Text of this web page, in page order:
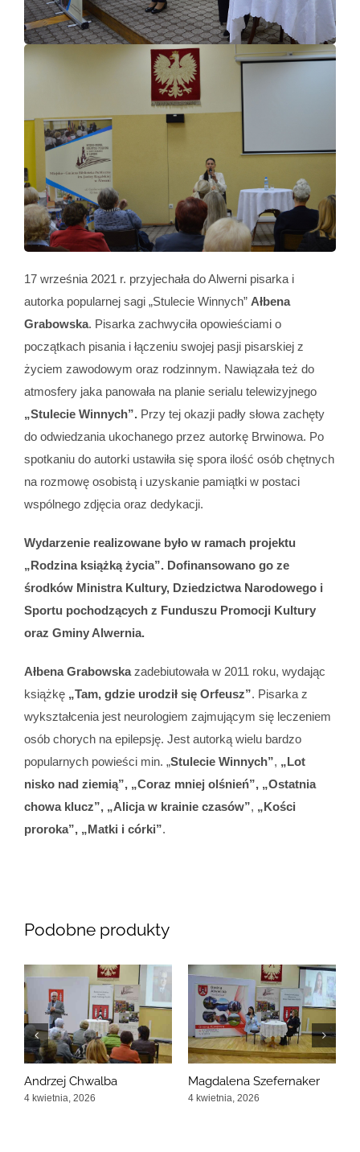
17 września 2021 r. przyjechała do Alwerni pisarka i
autorka popularnej sagi „Stulecie Winnych” Ałbena
Grabowska. Pisarka zachwyciła opowieściami o
początkach pisania i łączeniu swojej pasji pisarskiej z
życiem zawodowym oraz rodzinnym. Nawiązała też do
atmosfery jaka panowała na planie serialu telewizyjnego
„Stulecie Winnych”.Przy tej okazji padły słowa zachęty
do odwiedzania ukochanego przez autorkę Brwinowa. Po
spotkaniu do autorki ustawiła się spora ilość osób chętnych
na rozmowę osobistą i uzyskanie pamiątki w postaci
wspólnego zdjęcia oraz dedykacji.
Wydarzenie realizowane było w ramach projektu
„Rodzina książką życia”. Dofinansowano go ze
środków Ministra Kultury, Dziedzictwa Narodowego i
Sportu pochodzących z Funduszu Promocji Kultury
oraz Gminy Alwernia.
Ałbena Grabowskazadebiutowała w 2011 roku, wydając
książkę „Tam, gdzie urodził się Orfeusz”. Pisarka z
wykształcenia jest neurologiem zajmującym się leczeniem
osób chorych na epilepsję. Jest autorką wielu bardzo
popularnych powieści min. „Stulecie Winnych”, „Lot
nisko nad ziemią”, „Coraz mniej olśnień”, „Ostatnia
chowa klucz”, „Alicja w krainie czasów”, „Kości
proroka”, „Matki i córki”.
Podobne produkty
Andrzej Chwalba
4 kwietnia, 2026
Magdalena Szefernaker
4 kwietnia, 2026